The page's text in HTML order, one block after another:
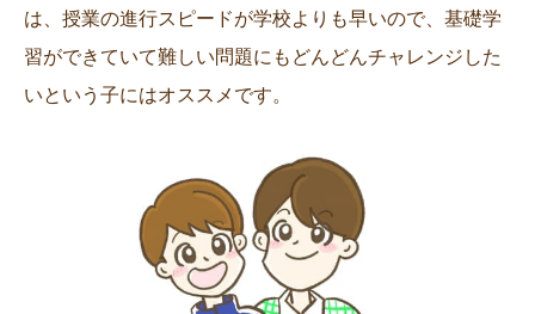
は、授業の進行スピードが学校よりも早いので、基礎学
習ができていて難しい問題にもどんどんチャレンジした
いという子にはオススメです。